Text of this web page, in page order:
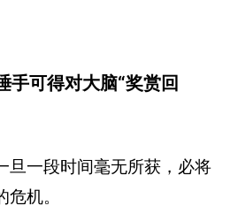
手可得对大脑“奖赏回
旦一段时间毫无所获，必将
机。